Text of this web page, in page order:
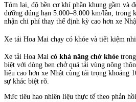
Tóm lại, độ bền cơ khí phần khung gầm và
dưỡng đúng hạn 5.000–8.000 km/lần, trong
nhận chi phí thay thế định kỳ cao hơn xe
Xe tải Hoa Mai chạy có khỏe và tiết kiệm
Xe tải Hoa Mai có khả năng chở khỏe
biệt với dòng ben chở quá tải vùng nông
liệu cao hơn xe Nhật cùng tải trọng khoảng
sự khác biệt rõ.
Mức tiêu hao nhiên liệu thực tế theo phản